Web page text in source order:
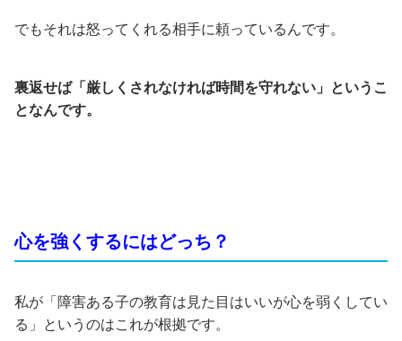
でもそれは怒ってくれる相手に頼っているんです。
裏返せば「厳しくされなければ時間を守れない」というこ
となんです。
心を強くするにはどっち？
私が「障害ある子の教育は見た目はいいが心を弱くしてい
る」というのはこれが根拠です。